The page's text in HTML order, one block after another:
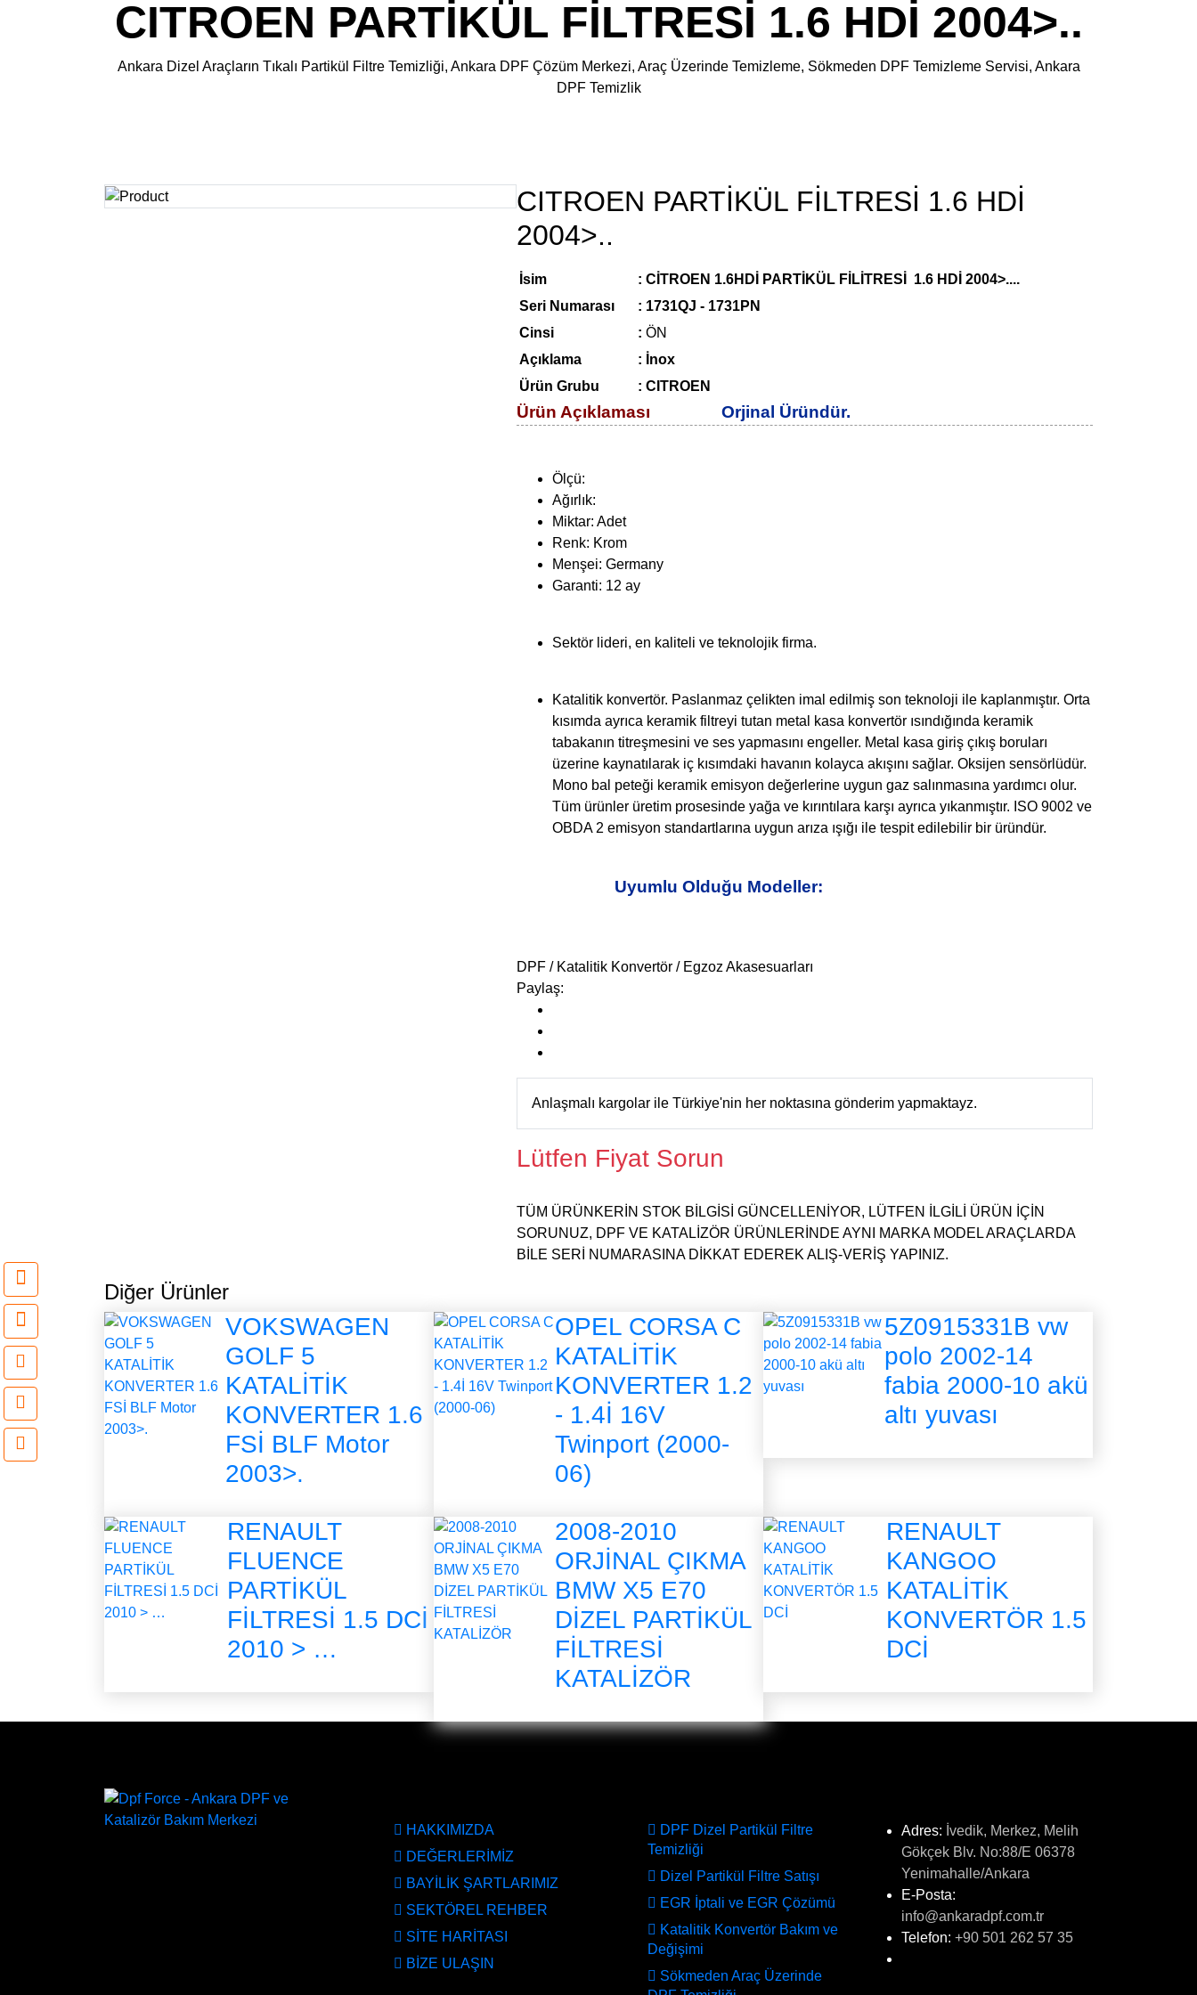
CITROEN PARTİKÜL FİLTRESİ 1.6 HDİ 2004>..
Ankara Dizel Araçların Tıkalı Partikül Filtre Temizliği, Ankara DPF Çözüm Merkezi, Araç Üzerinde Temizleme, Sökmeden DPF Temizleme Servisi, Ankara
DPF Temizlik
CITROEN PARTİKÜL FİLTRESİ 1.6 HDİ
2004>..
İsim : CİTROEN 1.6HDİ
PARTİKÜL FİLİTRESİ 1.6 HDİ 2004>....
Seri Numarası
: 1731QJ - 1731PN
Cinsi
: ÖN
Açıklama
: İnox
Ürün Grubu
: CITROEN
Ürün Açıklaması Orjinal Üründür.
Ölçü:
Ağırlık:
Miktar: Adet
Renk: Krom
Menşei: Germany
Garanti: 12 ay
Sektör lideri, en kaliteli ve teknolojik firma.
Katalitik konvertör. Paslanmaz çelikten imal edilmiş son teknoloji ile kaplanmıştır. Orta
kısımda ayrıca keramik filtreyi tutan metal kasa konvertör ısındığında keramik
tabakanın titreşmesini ve ses yapmasını engeller. Metal kasa giriş çıkış boruları
üzerine kaynatılarak iç kısımdaki havanın kolayca akışını sağlar. Oksijen sensörlüdür.
Mono bal peteği keramik emisyon değerlerine uygun gaz salınmasına yardımcı olur.
Tüm ürünler üretim prosesinde yağa ve kırıntılara karşı ayrıca yıkanmıştır. ISO 9002 ve
OBDA 2 emisyon standartlarına uygun arıza ışığı ile tespit edilebilir bir üründür.
Uyumlu Olduğu Modeller:
DPF / Katalitik Konvertör / Egzoz Akasesuarları
Paylaş:
Anlaşmalı kargolar ile Türkiye'nin her noktasına gönderim yapmaktayz.
Lütfen Fiyat Sorun
TÜM ÜRÜNKERİN STOK BİLGİSİ GÜNCELLENİYOR, LÜTFEN İLGİLİ ÜRÜN İÇİN
SORUNUZ, DPF VE KATALİZÖR ÜRÜNLERİNDE AYNI MARKA MODEL ARAÇLARDA
BİLE SERİ NUMARASINA DİKKAT EDEREK ALIŞ-VERİŞ YAPINIZ.
Diğer Ürünler
VOKSWAGEN
GOLF 5
KATALİTİK
KONVERTER 1.6
FSİ BLF Motor
2003>.
OPEL CORSA C
KATALİTİK
KONVERTER 1.2
- 1.4İ 16V
Twinport (2000-
06)
5Z0915331B vw
polo 2002-14
fabia 2000-10 akü
altı yuvası
RENAULT
FLUENCE
PARTİKÜL
FİLTRESİ 1.5 DCİ
2010 > …
2008-2010
ORJİNAL ÇIKMA
BMW X5 E70
DİZEL PARTİKÜL
FİLTRESİ
KATALİZÖR
RENAULT
KANGOO
KATALİTİK
KONVERTÖR 1.5
DCİ
HAKKIMIZDA
DEĞERLERİMİZ
BAYİLİK ŞARTLARIMIZ
SEKTÖREL REHBER
SİTE HARİTASI
BİZE ULAŞIN
DPF Dizel Partikül Filtre
Temizliği
Dizel Partikül Filtre Satışı
EGR İptali ve EGR Çözümü
Katalitik Konvertör Bakım ve
Değişimi
Sökmeden Araç Üzerinde
Adres: İvedik, Merkez, Melih
Gökçek Blv. No:88/E 06378
Yenimahalle/Ankara
E-Posta:
info@ankaradpf.com.tr
Telefon: +90 501 262 57 35